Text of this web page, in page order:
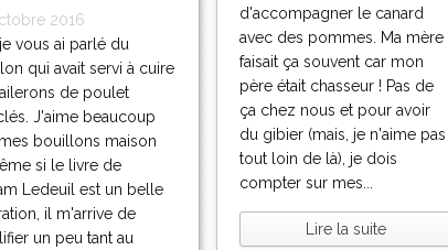
d'accompagner le canard
avec des pommes. Ma mère
faisait ça souvent car mon
père était chasseur ! Pas de
ça chez nous et pour avoir
du gibier (mais, je n'aime pas
tout loin de là), je dois
compter sur mes...
Lire la suite
2016
vous ai parlé du
qui avait servi à cuire
de poulet
J'aime beaucoup
bouillons maison
si le livre de
Ledeuil est un belle
il m'arrive de
un peu tant au